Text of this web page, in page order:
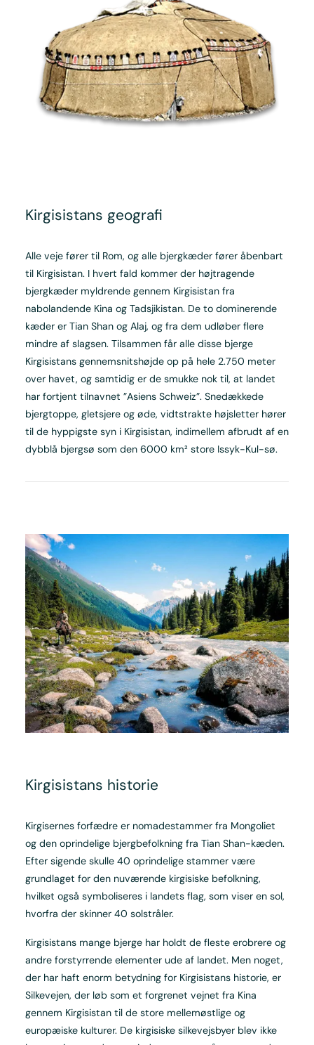
Kirgisistans geografi
Alle veje fører til Rom, og alle bjergkæder fører åbenbart
til Kirgisistan. I hvert fald kommer der højtragende
bjergkæder myldrende gennem Kirgisistan fra
nabolandende Kina og Tadsjikistan. De to dominerende
kæder er Tian Shan og Alaj, og fra dem udløber flere
mindre af slagsen. Tilsammen får alle disse bjerge
Kirgisistans gennemsnitshøjde op på hele 2.750 meter
over havet, og samtidig er de smukke nok til, at landet
har fortjent tilnavnet ”Asiens Schweiz”. Snedækkede
bjergtoppe, gletsjere og øde, vidtstrakte højsletter hører
til de hyppigste syn i Kirgisistan, indimellem afbrudt af en
dybblå bjergsø som den 6000 km² store Issyk-Kul-sø.
Kirgisistans historie
Kirgisernes forfædre er nomadestammer fra Mongoliet
og den oprindelige bjergbefolkning fra Tian Shan-kæden.
Efter sigende skulle 40 oprindelige stammer være
grundlaget for den nuværende kirgisiske befolkning,
hvilket også symboliseres i landets flag, som viser en sol,
hvorfra der skinner 40 solstråler.
Kirgisistans mange bjerge har holdt de fleste erobrere og
andre forstyrrende elementer ude af landet. Men noget,
der har haft enorm betydning for Kirgisistans historie, er
Silkevejen, der løb som et forgrenet vejnet fra Kina
gennem Kirgisistan til de store mellemøstlige og
europæiske kulturer. De kirgisiske silkevejsbyer blev ikke